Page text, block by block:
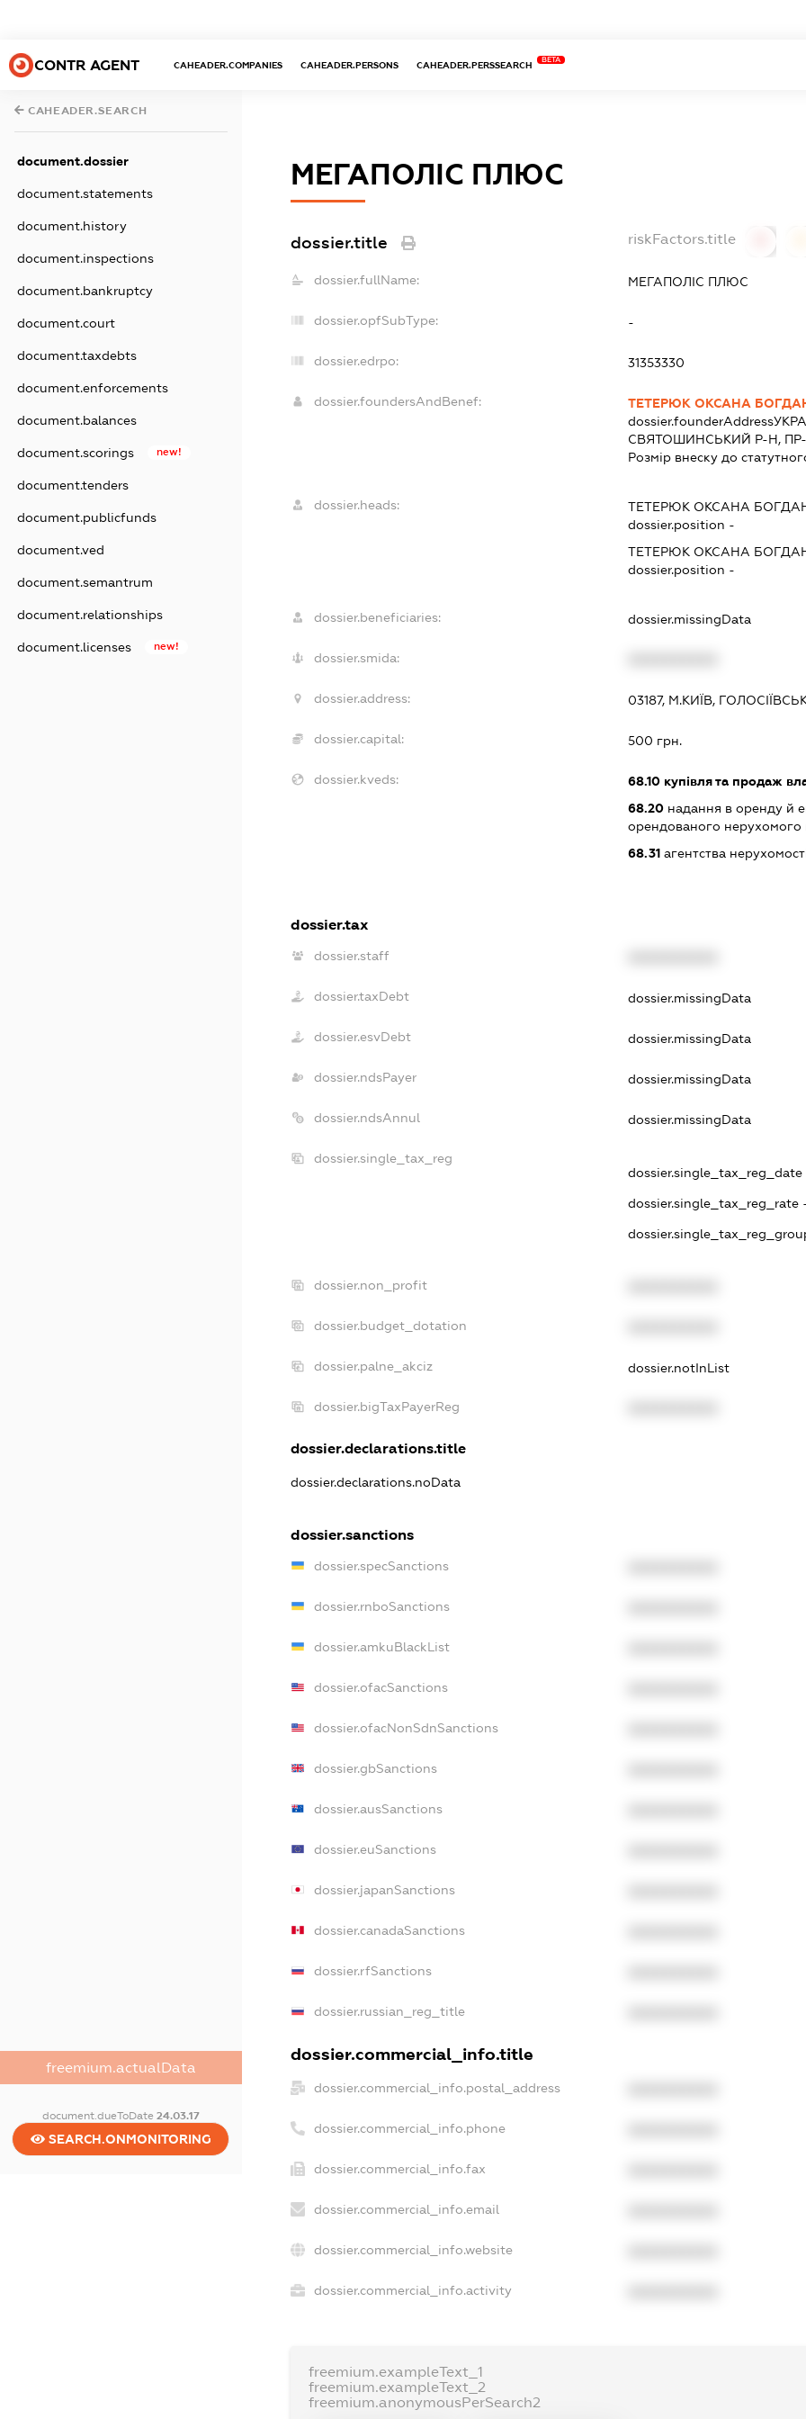
CONTR AGENT CAHEADER.COMPANIES CAHEADER.PERSONS CAHEADER.PERSSEARCH
BETA
CAHEADER.SEARCH
document.dossier
document.statements
document.history
document.inspections
document.bankruptcy
document.court
document.taxdebts
document.enforcements
document.balances
document.scorings new!
document.tenders
document.publicfunds
document.ved
document.semantrum
document.relationships
document.licenses new!
freemium.actualData
document.dueToDate 24.03.17
SEARCH.ONMONITORING
МЕГАПОЛІС ПЛЮС
dossier.title riskFactors.title
dossier.fullName: МЕГАПОЛІС ПЛЮС
dossier.opfSubType: -
dossier.edrpo: 31353330
dossier.foundersAndBenef:
ТЕТЕРЮК ОКСАНА
dossier.founderAddress
СВЯТОШИНСЬКИЙ Р-Н, ПР-
Розмір внеску до
dossier.heads: ТЕТЕРЮК ОКСАНА
dossier.position -
ТЕТЕРЮК ОКСАНА
dossier.position -
dossier.beneficiaries: dossier.missingData
dossier.smida:
dossier.address: 03187, М.КИЇВ,
dossier.capital: 500 грн.
dossier.kveds: 68.10купівля та продаж
68.20надання в оренду й
орендованого нерухомого
68.31агентства
dossier.tax
dossier.staff
dossier.taxDebt dossier.missingData
dossier.esvDebt dossier.missingData
dossier.ndsPayer dossier.missingData
dossier.ndsAnnul dossier.missingData
dossier.single_tax_reg
dossier.single_tax_reg_date -
dossier.single_tax_reg_rate
dossier.non_profit
dossier.budget_dotation
dossier.palne_akciz dossier.notInList
dossier.bigTaxPayerReg
dossier.declarations.title
dossier.declarations.noData
dossier.sanctions
dossier.specSanctions
dossier.rnboSanctions
dossier.amkuBlackList
dossier.ofacSanctions
dossier.ofacNonSdnSanctions
dossier.gbSanctions
dossier.ausSanctions
dossier.euSanctions
dossier.japanSanctions
dossier.canadaSanctions
dossier.rfSanctions
dossier.russian_reg_title
dossier.commercial_info.title
dossier.commercial_info.postal_address
dossier.commercial_info.phone
dossier.commercial_info.fax
dossier.commercial_info.email
dossier.commercial_info.website
dossier.commercial_info.activity
freemium.exampleText_1
freemium.exampleText_2
freemium.anonymousPerSearch2